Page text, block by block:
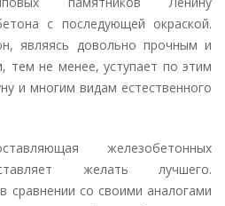
с последующей окраской.
являясь довольно прочным и
тем не менее, уступает по этим
и многим видам естественного
железобетонных
желать лучшего.
сравнении со своими аналогами